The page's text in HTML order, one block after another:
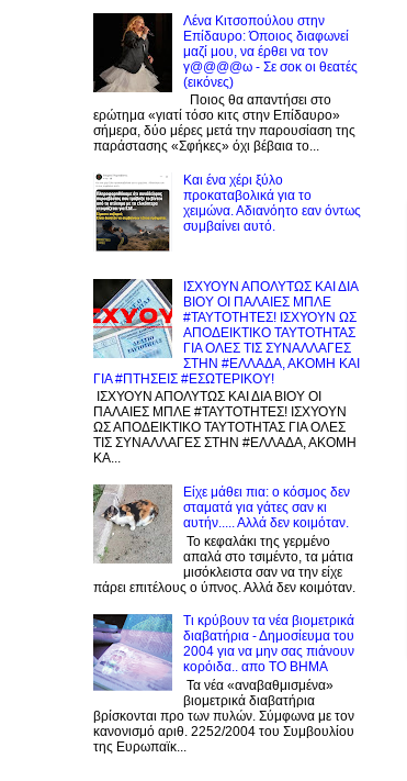
Λένα Κιτσοπούλου στην
Επίδαυρο: Όποιος διαφωνεί
μαζί μου, να έρθει να τον
γ@@@@ω - Σε σοκ οι θεατές
(εικόνες)
Ποιος θα απαντήσει στο
ερώτημα «γιατί τόσο κιτς στην Επίδαυρο»
σήμερα, δύο μέρες μετά την παρουσίαση της
παράστασης «Σφήκες» όχι βέβαια το...
Και ένα χέρι ξύλο
προκαταβολικά για το
χειμώνα. Αδιανόητο εαν όντως
συμβαίνει αυτό.
ΙΣΧΥΟΥΝ ΑΠΟΛΥΤΩΣ ΚΑΙ ΔΙΑ
ΒΙΟΥ ΟΙ ΠΑΛΑΙΕΣ ΜΠΛΕ
#ΤΑΥΤΟΤΗΤΕΣ! ΙΣΧΥΟΥΝ ΩΣ
ΑΠΟΔΕΙΚΤΙΚΟ ΤΑΥΤΟΤΗΤΑΣ
ΓΙΑ ΟΛΕΣ ΤΙΣ ΣΥΝΑΛΛΑΓΕΣ
ΣΤΗΝ #ΕΛΛΑΔΑ, ΑΚΟΜΗ ΚΑΙ
ΓΙΑ #ΠΤΗΣΕΙΣ #ΕΣΩΤΕΡΙΚΟΥ!
ΙΣΧΥΟΥΝ ΑΠΟΛΥΤΩΣ ΚΑΙ ΔΙΑ ΒΙΟΥ ΟΙ
ΠΑΛΑΙΕΣ ΜΠΛΕ #ΤΑΥΤΟΤΗΤΕΣ! ΙΣΧΥΟΥΝ
ΩΣ ΑΠΟΔΕΙΚΤΙΚΟ ΤΑΥΤΟΤΗΤΑΣ ΓΙΑ ΟΛΕΣ
ΤΙΣ ΣΥΝΑΛΛΑΓΕΣ ΣΤΗΝ #ΕΛΛΑΔΑ, ΑΚΟΜΗ
ΚΑ...
Είχε μάθει πια: ο κόσμος δεν
σταματά για γάτες σαν κι
αυτήν..... Αλλά δεν κοιμόταν.
Το κεφαλάκι της γερμένο
απαλά στο τσιμέντο, τα μάτια
μισόκλειστα σαν να την είχε
πάρει επιτέλους ο ύπνος. Αλλά δεν κοιμόταν.
Τι κρύβουν τα νέα βιομετρικά
διαβατήρια - Δημοσίευμα του
2004 για να μην σας πιάνουν
κορόιδα.. απο ΤΟ ΒΗΜΑ
Τα νέα «αναβαθμισμένα»
βιομετρικά διαβατήρια
βρίσκονται προ των πυλών. Σύμφωνα με τον
κανονισμό αριθ. 2252/2004 του Συμβουλίου
της Ευρωπαϊκ...